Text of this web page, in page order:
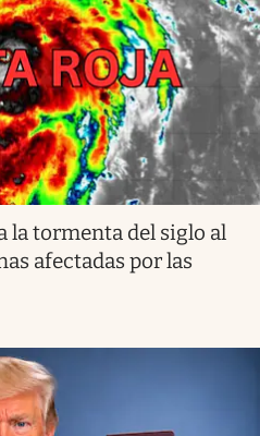
la tormenta del siglo al
afectadas por las